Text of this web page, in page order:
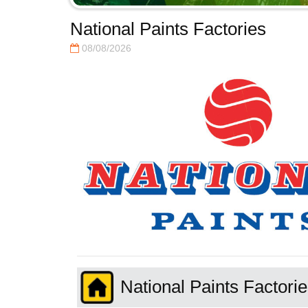
National Paints Factories
08/08/2026
National Paints